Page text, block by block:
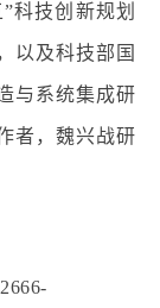
科技创新规划
以及科技部国
与系统集成研
者，魏兴战研